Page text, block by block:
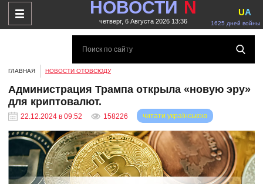
НОВОСТИ N
четверг, 6 Августа 2026 13:36 1625 дней войны
UA
ГЛАВНАЯ НОВОСТИ ОТОВСЮДУ
Администрация Трампа открыла «новую эру»
для криптовалют.
22.12.2024 в 09:52 158226 читати українською